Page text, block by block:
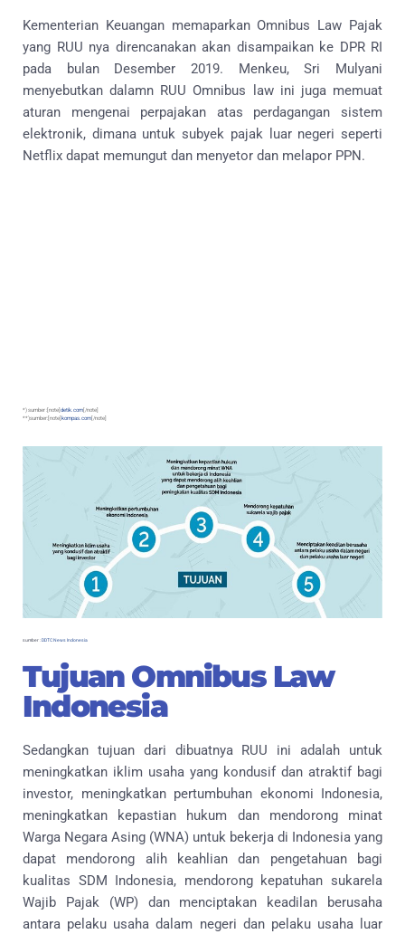
Kementerian Keuangan memaparkan Omnibus Law Pajak
yang RUU nya direncanakan akan disampaikan ke DPR RI
pada bulan Desember 2019. Menkeu, Sri Mulyani
menyebutkan dalamn RUU Omnibus law ini juga memuat
aturan mengenai perpajakan atas perdagangan sistem
elektronik, dimana untuk subyek pajak luar negeri seperti
Netflix dapat memungut dan menyetor dan melapor PPN.
*) sumber :[note]detik.com[/note]
**)sumber:[note]kompas.com[/note]
sumber :DDTC News Indonesia
Tujuan Omnibus Law
Indonesia
Sedangkan tujuan dari dibuatnya RUU ini adalah untuk
meningkatkan iklim usaha yang kondusif dan atraktif bagi
investor, meningkatkan pertumbuhan ekonomi Indonesia,
meningkatkan kepastian hukum dan mendorong minat
Warga Negara Asing (WNA) untuk bekerja di Indonesia yang
dapat mendorong alih keahlian dan pengetahuan bagi
kualitas SDM Indonesia, mendorong kepatuhan sukarela
Wajib Pajak (WP) dan menciptakan keadilan berusaha
antara pelaku usaha dalam negeri dan pelaku usaha luar